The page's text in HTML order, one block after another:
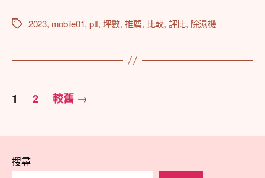
標
2023, mobile01, ptt, 坪數, 推薦, 比較, 評比, 除濕機
文
分
頁
1 2 較舊 →
搜尋